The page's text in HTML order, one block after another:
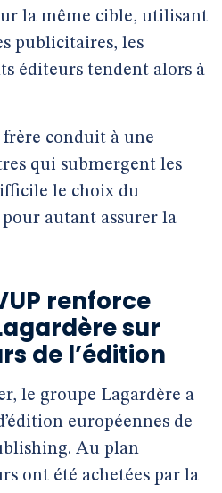
la même cible, utilisant
publicitaires, les
éditeurs tendent alors à
conduit à une
qui submergent les
le choix du
autant assurer la
renforce
sur
de l’édition
le groupe Lagardère a
européennes de
Au plan
ont été achetées par la